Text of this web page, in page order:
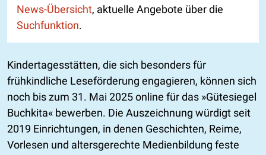
News-Übersicht, aktuelle Angebote über die
Suchfunktion.
Kindertagesstätten, die sich besonders für
frühkindliche Leseförderung engagieren, können sich
noch bis zum 31. Mai 2025 online für das »Gütesiegel
Buchkita« bewerben. Die Auszeichnung würdigt seit
2019 Einrichtungen, in denen Geschichten, Reime,
Vorlesen und altersgerechte Medienbildung feste